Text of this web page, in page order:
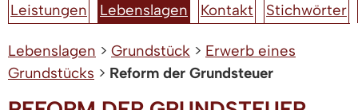
Leistungen Lebenslagen Kontakt Stichwörter
Lebenslagen > Grundstück > Erwerb eines
Grundstücks > Reform der Grundsteuer